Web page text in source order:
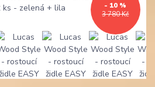
3 780 Kč
- 10 %